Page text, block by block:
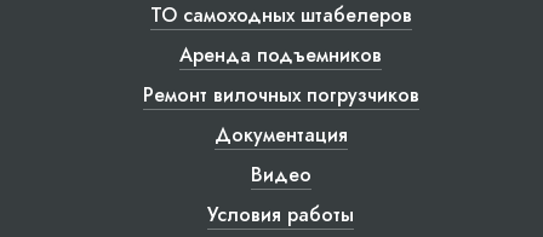
ТО самоходных штабелеров
Аренда подъемников
Ремонт вилочных погрузчиков
Документация
Видео
Условия работы